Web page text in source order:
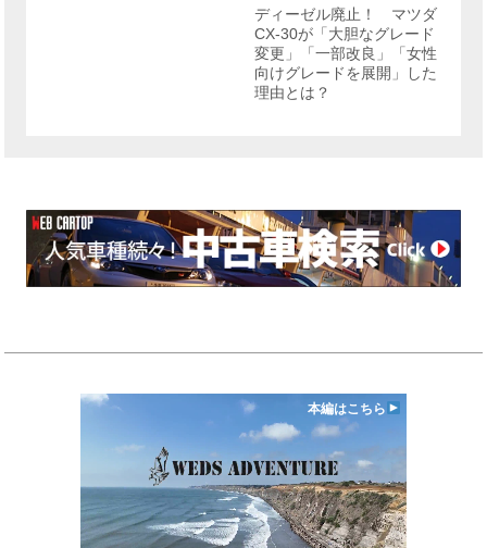
ディーゼル廃止！ マツダ
CX-30が「大胆なグレード
変更」「一部改良」「女性
向けグレードを展開」した
理由とは？
本編はこちら